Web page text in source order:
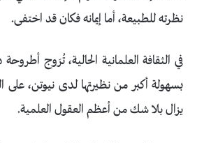
نظرته للطبيعة، أما إيمانه فكان قد اختفى.
في الثقافة العلمانية الحالية، تُرَوج
بسهولة أكبر من نظيرتها لدى نيوتن، على
يزال بلا شك من أعظم العقول العلمية.